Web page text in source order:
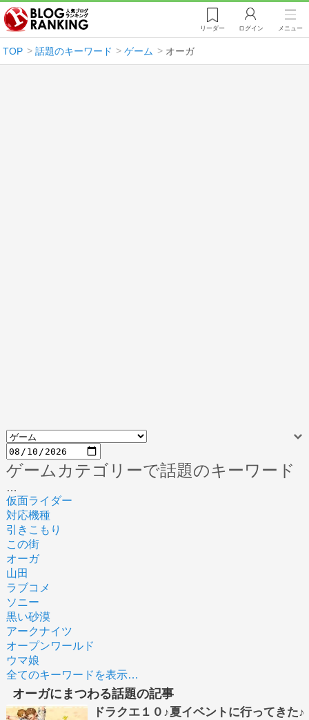
リーダー ログイン メニュー
TOP 話題のキーワード ゲーム オーガ
ゲームカテゴリーで話題のキーワード
…
仮面ライダー
対応機種
引きこもり
この街
オーガ
山田
ラブコメ
ソニー
黒い砂漠
アークナイツ
オープンワールド
ウマ娘
全てのキーワードを表示…
オーガにまつわる話題の記事
ドラクエ１０♪夏イベントに行ってきた♪